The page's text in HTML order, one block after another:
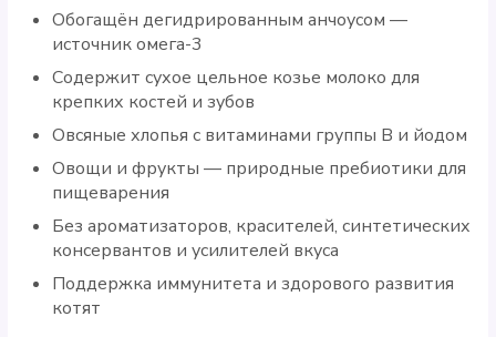
Обогащён дегидрированным анчоусом —
источник омега-3
Содержит сухое цельное козье молоко для
крепких костей и зубов
Овсяные хлопья с витаминами группы В и йодом
Овощи и фрукты — природные пребиотики для
пищеварения
Без ароматизаторов, красителей, синтетических
консервантов и усилителей вкуса
Поддержка иммунитета и здорового развития
котят